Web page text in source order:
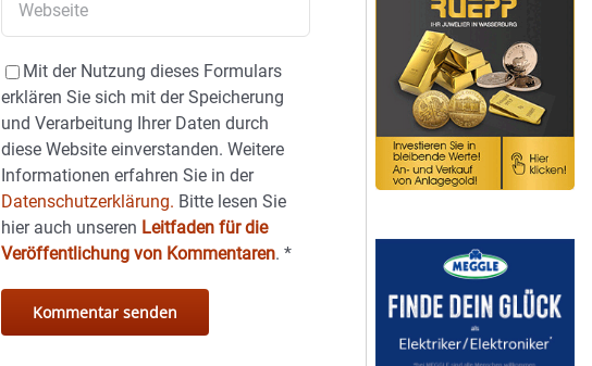
Mit der Nutzung dieses Formulars
erklären Sie sich mit der Speicherung
und Verarbeitung Ihrer Daten durch
diese Website einverstanden. Weitere
Informationen erfahren Sie in der
Datenschutzerklärung. Bitte lesen Sie
hier auch unseren Leitfaden für die
Veröffentlichung von Kommentaren.*